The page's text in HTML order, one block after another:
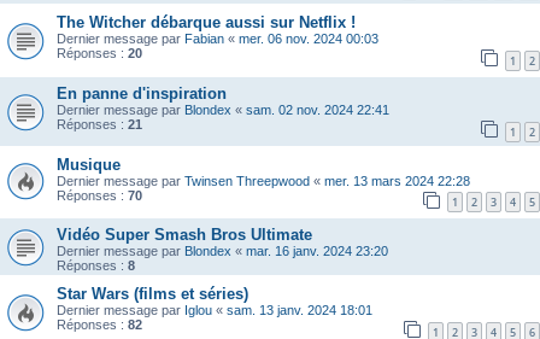
The Witcher débarque aussi sur Netflix !
Dernier message par Fabian « mer. 06 nov. 2024 00:03
Réponses : 20 1 2
En panne d'inspiration
Dernier message par Blondex « sam. 02 nov. 2024 22:41
Réponses : 21 1 2
Musique
Dernier message par Twinsen Threepwood « mer. 13 mars 2024 22:28
Réponses : 70 1 2 3 4 5
Vidéo Super Smash Bros Ultimate
Dernier message par Blondex « mar. 16 janv. 2024 23:20
Réponses : 8
Star Wars (films et séries)
Dernier message par Iglou « sam. 13 janv. 2024 18:01
Réponses : 82 1 2 3 4 5 6